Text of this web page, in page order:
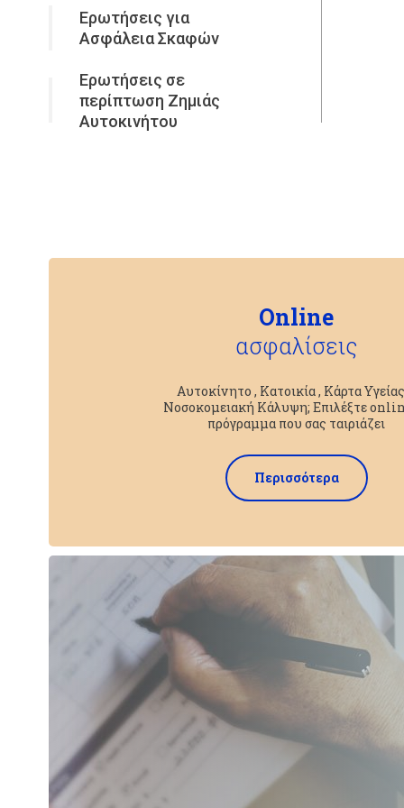
Ερωτήσεις για
Ασφάλεια Σκαφών
Ερωτήσεις σε
περίπτωση Ζημιάς
Αυτοκινήτου
Online
ασφαλίσεις
Αυτοκίνητο , Κατοικία , Κάρτα
Νοσοκομειακή Κάλυψη; Επιλέξτε
πρόγραμμα που σας ταιριάζει
Περισσότερα